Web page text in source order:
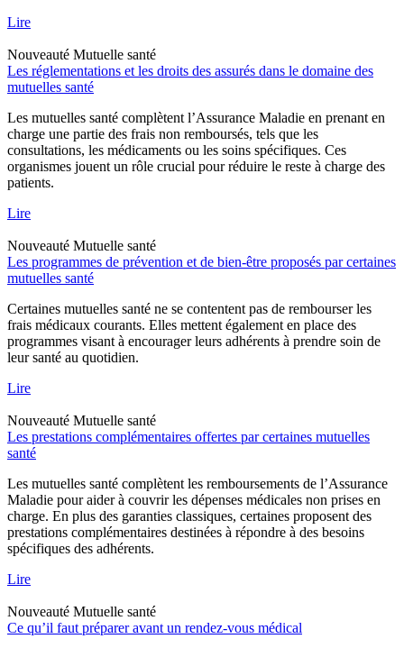
Lire
Nouveauté Mutuelle santé
Les réglementations et les droits des assurés dans le domaine des
mutuelles santé
Les mutuelles santé complètent l’Assurance Maladie en prenant en
charge une partie des frais non remboursés, tels que les
consultations, les médicaments ou les soins spécifiques. Ces
organismes jouent un rôle crucial pour réduire le reste à charge des
patients.
Lire
Nouveauté Mutuelle santé
Les programmes de prévention et de bien-être proposés par certaines
mutuelles santé
Certaines mutuelles santé ne se contentent pas de rembourser les
frais médicaux courants. Elles mettent également en place des
programmes visant à encourager leurs adhérents à prendre soin de
leur santé au quotidien.
Lire
Nouveauté Mutuelle santé
Les prestations complémentaires offertes par certaines mutuelles
santé
Les mutuelles santé complètent les remboursements de l’Assurance
Maladie pour aider à couvrir les dépenses médicales non prises en
charge. En plus des garanties classiques, certaines proposent des
prestations complémentaires destinées à répondre à des besoins
spécifiques des adhérents.
Lire
Nouveauté Mutuelle santé
Ce qu’il faut préparer avant un rendez-vous médical